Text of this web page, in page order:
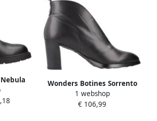
Black
Wonders Botines Sorrento
Negros Color: Negro Black
Dames
1 webshop
€ 106,99